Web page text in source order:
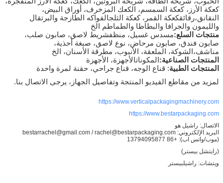
كعكة الأرز، كعكة السمسم، الكعك المزخرف، أوراق البيض،
النقانق،رقائقكعكة القمر، كعكة الثلجالفواكه الطازجة والبرتقال
والليمون والجرافا والبطاطا والطماطم الخ
منتجات السلع:مسدس غسيل، منظفشريط لاصق، صابون صلب،
صابون فندق، صابون مرحاض، نوع لاصق، صبغة أحذية،
مناشف، الشوكة، الملعقة، الأنبوب، مطرقة الأسنان، الخ
المنتجات الصناعية: المكوناتالأجهزة، الأجهزة
المنتجات الطبية: قناع الوجه، قناع جراحي، حقنة لمرة واحدة
لمزيد من مقاطع الفيديو المنتجة وتفاصيل الجهاز، يرجى الاتصال بنا.
https://www.verticalpackagingmachinery.com
https://www.bestarpackaging.com
الاتصال: راشيل هو
البريد الإلكتروني: bestarrachel@gmail.com / rachel@bestarpackaging.com
(موب/واتس اب): +86 13794095877
(رايتشل بيستر)
ويتشات: راشيلبيستر